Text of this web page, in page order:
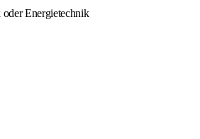
Energietechnik